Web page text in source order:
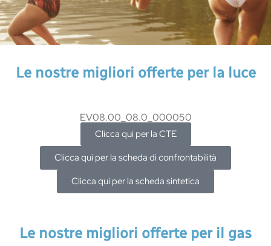
Le nostre migliori offerte per la luce
EV08.00_08.0_000050
Clicca qui per la CTE
Clicca qui per la scheda di confrontabilità
Clicca qui per la scheda sintetica
Le nostre migliori offerte per il gas